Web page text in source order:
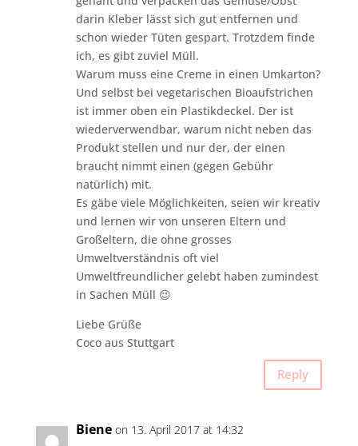
darin Kleber lässt sich gut entfernen und
schon wieder Tüten gespart. Trotzdem finde
ich, es gibt zuviel Müll.
Warum muss eine Creme in einen Umkarton?
Und selbst bei vegetarischen Bioaufstrichen
ist immer oben ein Plastikdeckel. Der ist
wiederverwendbar, warum nicht neben das
Produkt stellen und nur der, der einen
braucht nimmt einen (gegen Gebühr
natürlich) mit.
Es gäbe viele Möglichkeiten, seien wir kreativ
und lernen wir von unseren Eltern und
Großeltern, die ohne grosses
Umweltverständnis oft viel
Umweltfreundlicher gelebt haben zumindest
in Sachen Müll 😉
Liebe Grüße
Coco aus Stuttgart
Reply
Biene on 13. April 2017 at 14:32